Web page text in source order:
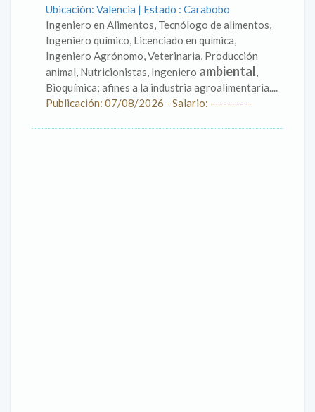
Ubicación: Valencia | Estado : Carabobo
Ingeniero en Alimentos, Tecnólogo de alimentos,
Ingeniero químico, Licenciado en química,
Ingeniero Agrónomo, Veterinaria, Producción
animal, Nutricionistas, Ingeniero ambiental,
Bioquímica; afines a la industria agroalimentaria....
Publicación: 07/08/2026 - Salario: ----------